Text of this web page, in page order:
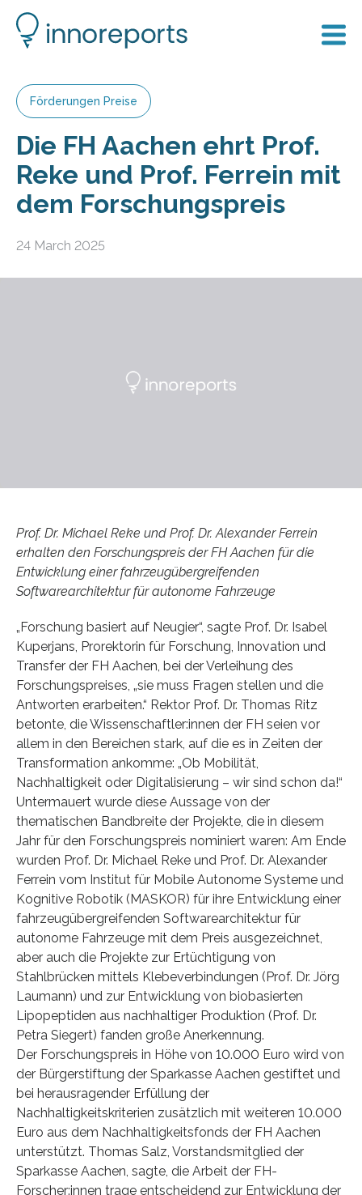
Förderungen Preise
Die FH Aachen ehrt Prof.
Reke und Prof. Ferrein mit
dem Forschungspreis
24 March 2025
Prof. Dr. Michael Reke und Prof. Dr. Alexander Ferrein
erhalten den Forschungspreis der FH Aachen für die
Entwicklung einer fahrzeugübergreifenden
Softwarearchitektur für autonome Fahrzeuge
„Forschung basiert auf Neugier“, sagte Prof. Dr. Isabel
Kuperjans, Prorektorin für Forschung, Innovation und
Transfer der FH Aachen, bei der Verleihung des
Forschungspreises, „sie muss Fragen stellen und die
Antworten erarbeiten.“ Rektor Prof. Dr. Thomas Ritz
betonte, die Wissenschaftler:innen der FH seien vor
allem in den Bereichen stark, auf die es in Zeiten der
Transformation ankomme: „Ob Mobilität,
Nachhaltigkeit oder Digitalisierung – wir sind schon da!“
Untermauert wurde diese Aussage von der
thematischen Bandbreite der Projekte, die in diesem
Jahr für den Forschungspreis nominiert waren: Am Ende
wurden Prof. Dr. Michael Reke und Prof. Dr. Alexander
Ferrein vom Institut für Mobile Autonome Systeme und
Kognitive Robotik (MASKOR) für ihre Entwicklung einer
fahrzeugübergreifenden Softwarearchitektur für
autonome Fahrzeuge mit dem Preis ausgezeichnet,
aber auch die Projekte zur Ertüchtigung von
Stahlbrücken mittels Klebeverbindungen (Prof. Dr. Jörg
Laumann) und zur Entwicklung von biobasierten
Lipopeptiden aus nachhaltiger Produktion (Prof. Dr.
Petra Siegert) fanden große Anerkennung.
Der Forschungspreis in Höhe von 10.000 Euro wird von
der Bürgerstiftung der Sparkasse Aachen gestiftet und
bei herausragender Erfüllung der
Nachhaltigkeitskriterien zusätzlich mit weiteren 10.000
Euro aus dem Nachhaltigkeitsfonds der FH Aachen
unterstützt. Thomas Salz, Vorstandsmitglied der
Sparkasse Aachen, sagte, die Arbeit der FH-
Forscher:innen trage entscheidend zur Entwicklung der